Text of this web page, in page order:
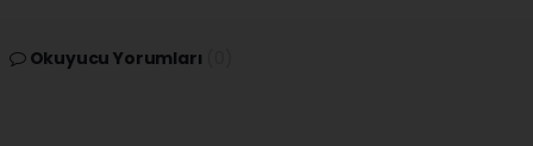
Okuyucu Yorumları